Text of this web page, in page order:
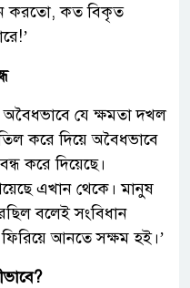
করতো, কত বিকৃত
অবৈধভাবে যে ক্ষমতা দখল
করে দিয়ে অবৈধভাবে
করে দিয়েছে।
এখান থেকে। মানুষ
বলেই সংবিধান
আনতে সক্ষম হই।’